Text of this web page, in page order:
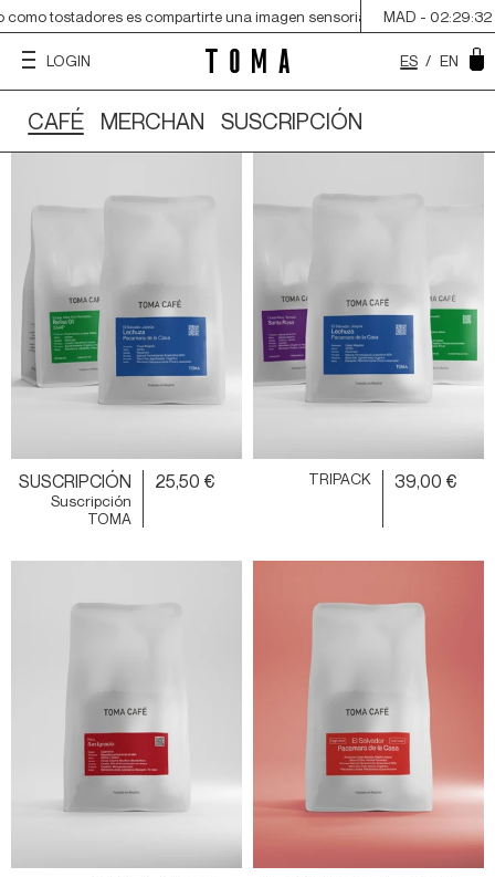
tostadores es compartirte una imagen sensorial del origen,
MAD - 02:29:33
LOGIN ES / EN
CAFÉ MERCHAN SUSCRIPCIÓN
SUSCRIPCIÓN
Suscripción
TOMA
25,50 € TRIPACK 39,00 €